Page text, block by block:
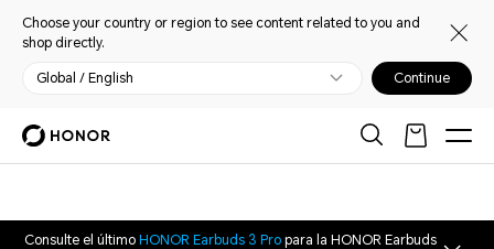
Choose your country or region to see content related to you and
shop directly.
Global / English Continue
Consulte el último HONOR Earbuds 3 Pro para la HONOR Earbuds